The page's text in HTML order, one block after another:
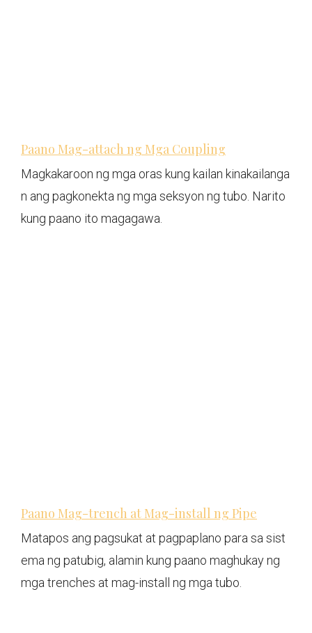
Paano Mag-attach ng Mga Coupling
Magkakaroon ng mga oras kung kailan kinakailanga
n ang pagkonekta ng mga seksyon ng tubo. Narito
kung paano ito magagawa.
Paano Mag-trench at Mag-install ng Pipe
Matapos ang pagsukat at pagpaplano para sa sist
ema ng patubig, alamin kung paano maghukay ng
mga trenches at mag-install ng mga tubo.